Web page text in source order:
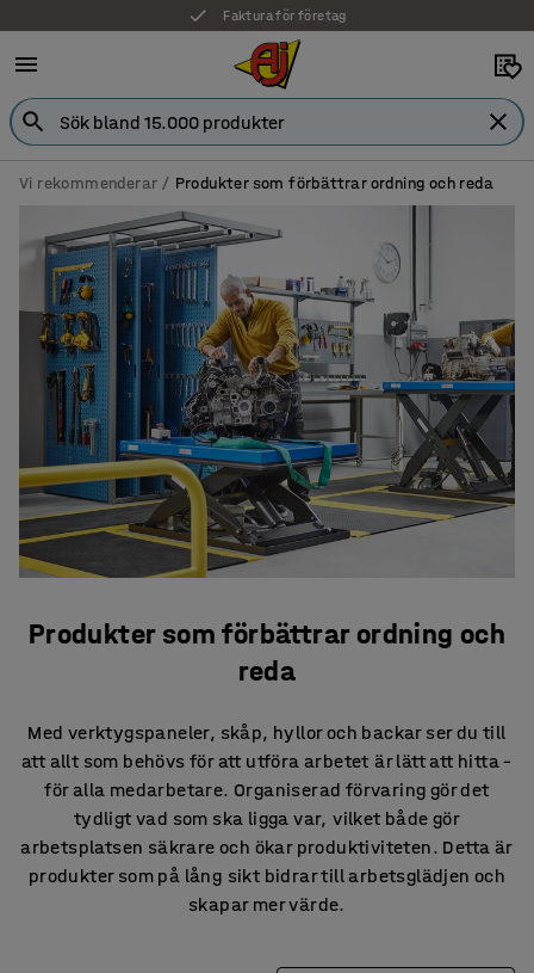
Faktura för företag
Vi rekommenderar Produkter som förbättrar ordning och reda
Produkter som förbättrar ordning och
reda
Med verktygspaneler, skåp, hyllor och backar ser du till
att allt som behövs för att utföra arbetet är lätt att hitta –
för alla medarbetare. Organiserad förvaring gör det
tydligt vad som ska ligga var, vilket både gör
arbetsplatsen säkrare och ökar produktiviteten. Detta är
produkter som på lång sikt bidrar till arbetsglädjen och
skapar mer värde.